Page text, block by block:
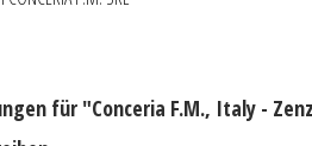
für "Conceria F.M., Italy -